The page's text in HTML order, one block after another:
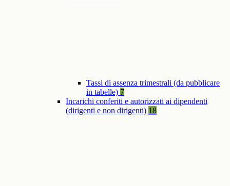
Tassi di assenza trimestrali (da pubblicare
in tabelle) 7
Incarichi conferiti e autorizzati ai dipendenti
(dirigenti e non dirigenti) 18